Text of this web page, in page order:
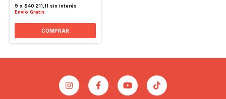
9 x $40.211,11 sin interés
Envío Gratis